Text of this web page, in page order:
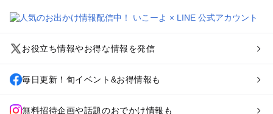
お役立ち情報やお得な情報を発信
毎日更新！旬イベント&お得情報も
無料招待企画や話題のおでかけ情報も